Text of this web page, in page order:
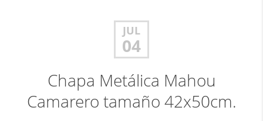
JUL
04
Chapa Metálica Mahou
Camarero tamaño 42x50cm.